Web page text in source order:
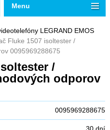
LEGRAND EMOS
Fluke 1507 isoltester /
0095969288675
/
odporov
0095969288675
Menu